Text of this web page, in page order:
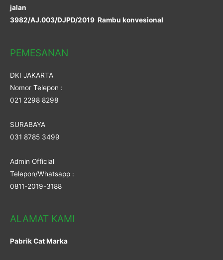
jalan
3982/AJ.003/DJPD/2019 Rambu konvesional
PEMESANAN
DKI JAKARTA
Nomor Telepon :
021 2298 8298
SURABAYA
031 8785 3499
Admin Official
Telepon/Whatsapp :
0811-2019-3188
ALAMAT KAMI
Pabrik Cat Marka